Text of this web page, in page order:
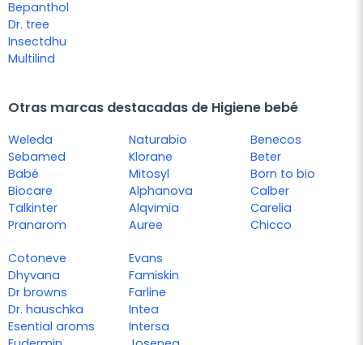
Bepanthol
Dr. tree
Insectdhu
Multilind
Otras marcas destacadas de Higiene bebé
Weleda
Sebamed
Babé
Biocare
Talkinter
Pranarom
Naturabio
Klorane
Mitosyl
Alphanova
Alqvimia
Auree
Benecos
Beter
Born to bio
Calber
Carelia
Chicco
Cotoneve
Dhyvana
Dr browns
Dr. hauschka
Esential aroms
Evans
Famiskin
Farline
Intea
Intersa